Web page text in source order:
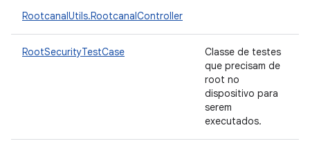
RootcanalUtils.RootcanalController
RootSecurityTestCase
Classe de testes
que precisam de
root no
dispositivo para
serem
executados.